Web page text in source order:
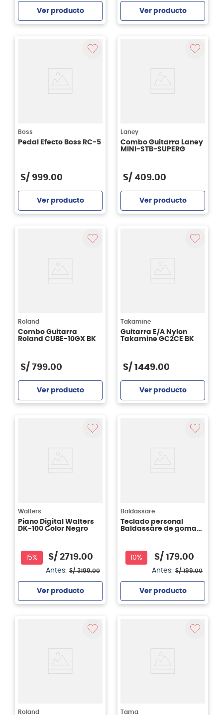
Ver producto Ver producto
Boss
Pedal Efecto Boss RC-5
S/ 999.00
Ver producto
Laney
Combo Guitarra Laney
MINI-STB-SUPERG
S/ 409.00
Ver producto
Roland
Combo Guitarra
Roland CUBE-10GX BK
S/ 799.00
Ver producto
Takamine
Guitarra E/A Nylon
Takamine GC2CE BK
S/ 1449.00
Ver producto
Walters
Piano Digital Walters
DK-100 Color Negro
15% S/ 2719.00
Antes: S/ 3199.00
Ver producto
Baldassare
Teclado personal
Baldassare de goma
10% S/ 179.00
Antes: S/ 199.00
Ver producto
Roland Tama